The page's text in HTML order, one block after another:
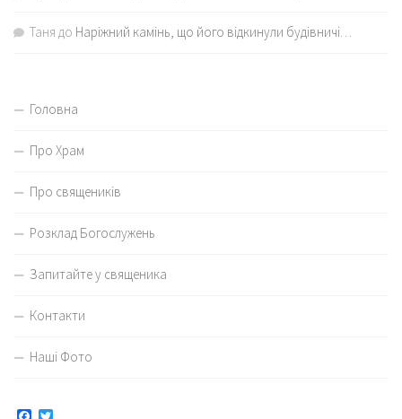
Таня до Наріжний камінь, що його відкинули будівничі…
Головна
Про Храм
Про священиків
Розклад Богослужень
Запитайте у священика
Контакти
Наші Фото